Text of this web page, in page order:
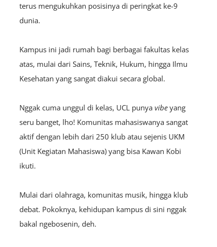
terus mengukuhkan posisinya di peringkat ke-9
dunia.
Kampus ini jadi rumah bagi berbagai fakultas kelas
atas, mulai dari Sains, Teknik, Hukum, hingga Ilmu
Kesehatan yang sangat diakui secara global.
Nggak cuma unggul di kelas, UCL punya vibe yang
seru banget, lho! Komunitas mahasiswanya sangat
aktif dengan lebih dari 250 klub atau sejenis UKM
(Unit Kegiatan Mahasiswa) yang bisa Kawan Kobi
ikuti.
Mulai dari olahraga, komunitas musik, hingga klub
debat. Pokoknya, kehidupan kampus di sini nggak
bakal ngebosenin, deh.